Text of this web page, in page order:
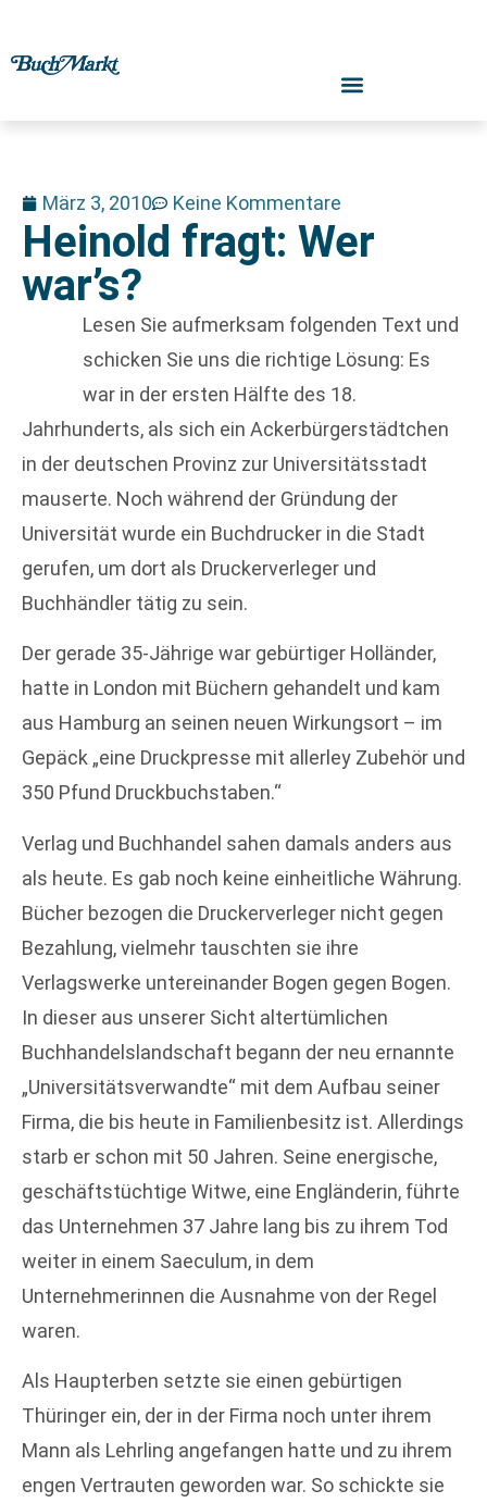
März 3, 2010 Keine Kommentare
Heinold fragt: Wer
war’s?
Lesen Sie aufmerksam folgenden Text und
schicken Sie uns die richtige Lösung: Es
war in der ersten Hälfte des 18.
Jahrhunderts, als sich ein Ackerbürgerstädtchen
in der deutschen Provinz zur Universitätsstadt
mauserte. Noch während der Gründung der
Universität wurde ein Buchdrucker in die Stadt
gerufen, um dort als Druckerverleger und
Buchhändler tätig zu sein.
Der gerade 35-Jährige war gebürtiger Holländer,
hatte in London mit Büchern gehandelt und kam
aus Hamburg an seinen neuen Wirkungsort – im
Gepäck „eine Druckpresse mit allerley Zubehör und
350 Pfund Druckbuchstaben.“
Verlag und Buchhandel sahen damals anders aus
als heute. Es gab noch keine einheitliche Währung.
Bücher bezogen die Druckerverleger nicht gegen
Bezahlung, vielmehr tauschten sie ihre
Verlagswerke untereinander Bogen gegen Bogen.
In dieser aus unserer Sicht altertümlichen
Buchhandelslandschaft begann der neu ernannte
„Universitätsverwandte“ mit dem Aufbau seiner
Firma, die bis heute in Familienbesitz ist. Allerdings
starb er schon mit 50 Jahren. Seine energische,
geschäftstüchtige Witwe, eine Engländerin, führte
das Unternehmen 37 Jahre lang bis zu ihrem Tod
weiter in einem Saeculum, in dem
Unternehmerinnen die Ausnahme von der Regel
waren.
Als Haupterben setzte sie einen gebürtigen
Thüringer ein, der in der Firma noch unter ihrem
Mann als Lehrling angefangen hatte und zu ihrem
engen Vertrauten geworden war. So schickte sie